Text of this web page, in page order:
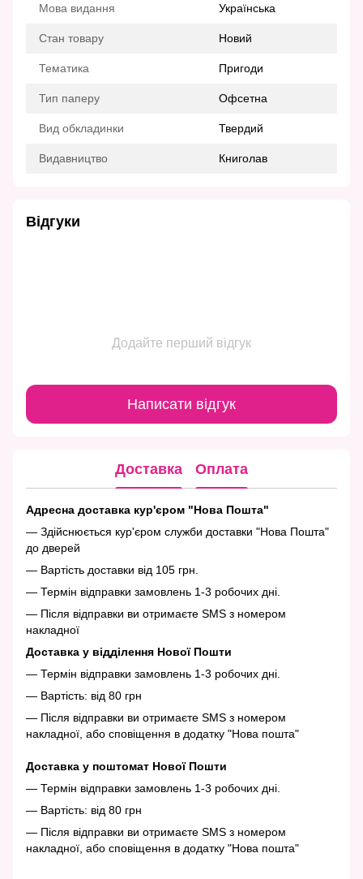
Мова видання Українська
Стан товару Новий
Тематика Пригоди
Тип паперу Офсетна
Вид обкладинки Твердий
Видавництво Книголав
Відгуки
Додайте перший відгук
Написати відгук
Доставка Оплата
Адресна доставка кур'єром "Нова Пошта"
— Здійснюється кур'єром служби доставки "Нова Пошта"
до дверей
— Вартість доставки від 105 грн.
— Термін відправки замовлень 1-3 робочих дні.
— Після відправки ви отримаєте SMS з номером
накладної
Доставка у відділення Нової Пошти
— Термін відправки замовлень 1-3 робочих дні.
— Вартість: від 80 грн
— Після відправки ви отримаєте SMS з номером
накладної, або сповіщення в додатку "Нова пошта"
Доставка у поштомат Нової Пошти
— Термін відправки замовлень 1-3 робочих дні.
— Вартість: від 80 грн
— Після відправки ви отримаєте SMS з номером
накладної, або сповіщення в додатку "Нова пошта"